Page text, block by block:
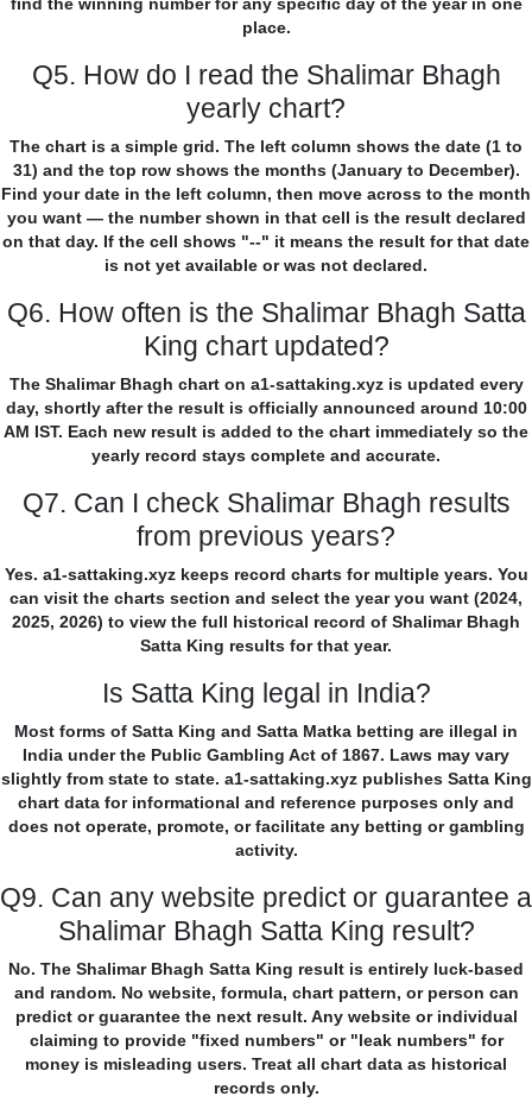
find the winning number for any specific day of the year in one
place.
Q5. How do I read the Shalimar Bhagh
yearly chart?
The chart is a simple grid. The left column shows the date (1 to
31) and the top row shows the months (January to December).
Find your date in the left column, then move across to the month
you want — the number shown in that cell is the result declared
on that day. If the cell shows "--" it means the result for that date
is not yet available or was not declared.
Q6. How often is the Shalimar Bhagh Satta
King chart updated?
The Shalimar Bhagh chart on a1-sattaking.xyz is updated every
day, shortly after the result is officially announced around 10:00
AM IST. Each new result is added to the chart immediately so the
yearly record stays complete and accurate.
Q7. Can I check Shalimar Bhagh results
from previous years?
Yes. a1-sattaking.xyz keeps record charts for multiple years. You
can visit the charts section and select the year you want (2024,
2025, 2026) to view the full historical record of Shalimar Bhagh
Satta King results for that year.
Is Satta King legal in India?
Most forms of Satta King and Satta Matka betting are illegal in
India under the Public Gambling Act of 1867. Laws may vary
slightly from state to state. a1-sattaking.xyz publishes Satta King
chart data for informational and reference purposes only and
does not operate, promote, or facilitate any betting or gambling
activity.
Q9. Can any website predict or guarantee a
Shalimar Bhagh Satta King result?
No. The Shalimar Bhagh Satta King result is entirely luck-based
and random. No website, formula, chart pattern, or person can
predict or guarantee the next result. Any website or individual
claiming to provide "fixed numbers" or "leak numbers" for
money is misleading users. Treat all chart data as historical
records only.